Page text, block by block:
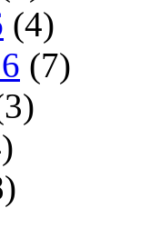
(4)
(7)